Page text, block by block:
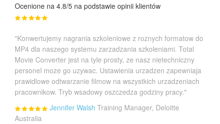
Ocenione na 4.8/5 na podstawie opinii klientów
"Konwertujemy nagrania szkoleniowe z roznych formatow do
MP4 dla naszego systemu zarzadzania szkoleniami. Total
Movie Converter jest na tyle prosty, ze nasz nietechniczny
personel moze go uzywac. Ustawienia urzadzen zapewniaja
prawidlowe odtwarzanie filmow na wszystkich urzadzeniach
pracownikow. Tryb wsadowy oszczedza godziny pracy."
Jennifer Walsh Training Manager, Deloitte
Australia